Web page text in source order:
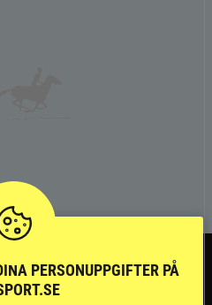
PERSONUPPGIFTER PÅ